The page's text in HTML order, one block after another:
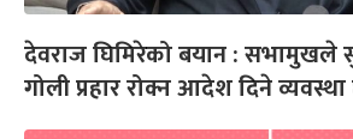
देवराज घिमिरेको बयान : सभामुखले
गोली प्रहार रोक्न आदेश दिने